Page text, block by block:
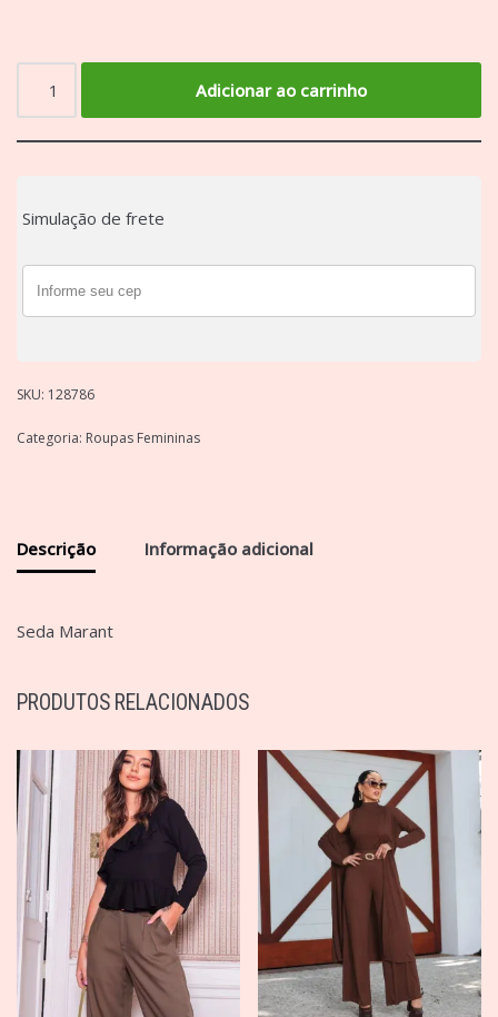
Adicionar ao carrinho
Simulação de frete
SKU: 128786
Categoria: Roupas Femininas
Descrição Informação adicional
Seda Marant
PRODUTOS RELACIONADOS